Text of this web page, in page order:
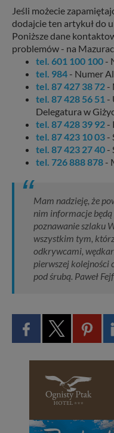
Jeśli możecie
dodajcie ten artykuł do
Poniższe dane
problemów - na
tel. 601 100 100 -
tel. 984 - Numer
tel. 87 427 38 72 -
tel. 87 428 56 51 -
Delegatura w
tel. 87 428 39 92 -
tel. 87 423 10 03 -
tel. 87 423 27 40 -
tel. 726 888 878 -
Mam nadzieję, że
nim informacje będą
poznawanie szlaku
wszystkim tym,
odkrywcami,
pierwszej kolejności
pod śrubą. Paweł